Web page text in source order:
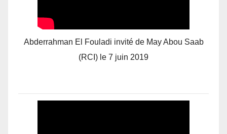
Abderrahman El Fouladi invité de May Abou Saab
(RCI) le 7 juin 2019